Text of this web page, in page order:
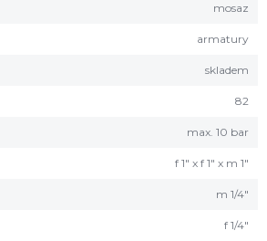
mosaz
armatury
skladem
82
max. 10 bar
f 1" x f 1" x m 1"
m 1/4"
f 1/4"